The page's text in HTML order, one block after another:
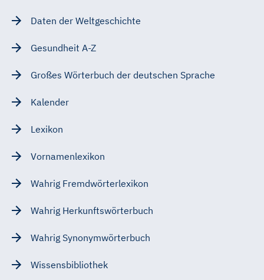
Daten der Weltgeschichte
Gesundheit A-Z
Großes Wörterbuch der deutschen Sprache
Kalender
Lexikon
Vornamenlexikon
Wahrig Fremdwörterlexikon
Wahrig Herkunftswörterbuch
Wahrig Synonymwörterbuch
Wissensbibliothek